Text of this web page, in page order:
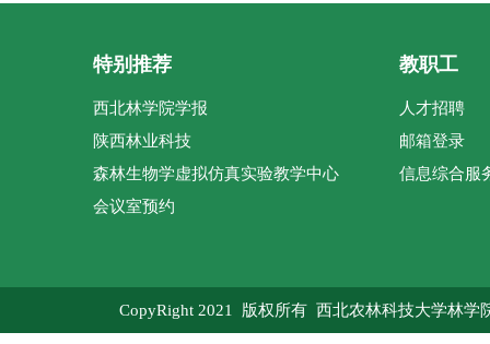
特别推荐
西北林学院学报
陕西林业科技
森林生物学虚拟仿真实验教学中心
会议室预约
教职工
人才招聘
邮箱登录
信息综合服
CopyRight 2021 版权所有 西北农林科技大学林